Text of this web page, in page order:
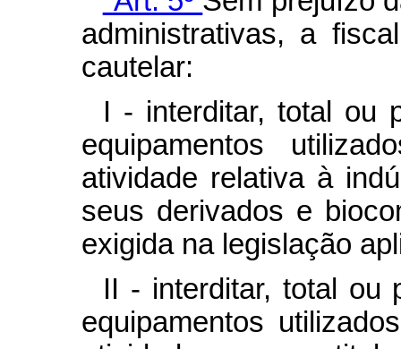
administrativas, a
cautelar:
I - interditar, total ou
equipamentos
atividade relativa à
seus derivados e
exigida na legislação
II - interditar, total ou
equipamentos